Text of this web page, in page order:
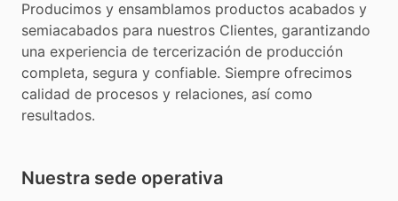
Producimos y ensamblamos productos acabados y
semiacabados para nuestros Clientes, garantizando
una experiencia de tercerización de producción
completa, segura y confiable. Siempre ofrecimos
calidad de procesos y relaciones, así como
resultados.
Nuestra sede operativa